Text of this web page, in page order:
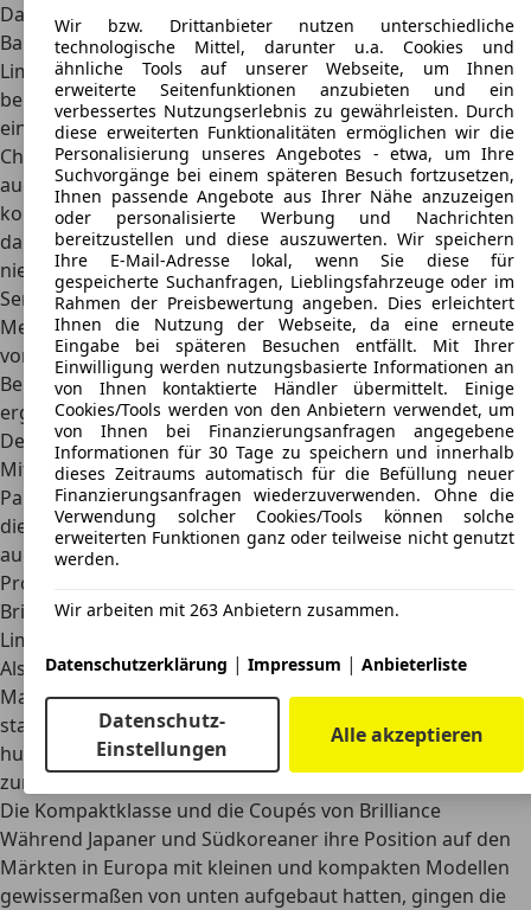
Das erste Modell, das Brilliance in der Mittelklasse ab dem
Baujahr 2007 auch für Europa im Programm hatte, war die
Limousine Brilliance BS6, die unter dem Namen Zhonghua
bereits fünf Jahre zuvor auf dem chinesischen Markt
eingeführt worden war. Mit dem Brilliance BS6 wollten die
Chinesen unter Beweis stellen, dass sie in der Lage waren,
auch auf den anspruchsvollen europäischen Märkten ein
konkurrenzfähiges Auto anzubieten. Die Strategie
dahinter: Ein im Vergleich zu direkten Konkurrenten
niedrigerer Einstandspreis und eine überdurchschnittliche
Serienausstattung. Ausgeliefert wurde der knapp 4,90
Meter lange Stufenheck-Viertürer vornehmlich mit einem
von
Mitsubishi
zugelieferten 90 kW (122 PS)
Benzinaggregat, das in der Folge durch einen Selbstzünder
ergänzt werden sollte.
Der Brilliance BS4 soll das Limousinen-Programm in der
Mittelklasse abrunden
Parallel zur Markteinführung des Brilliance BS6 rundeten
die Chinesen mit dem ab 2008 als Limousine und danach
auch alsKombi
lieferbaren Brilliance BS4 ihr Mittelklasse-
Programm nach unten ab. Ebenfalls im Global-Design des
Brilliance BS6 gestaltet, maß der Brilliance BS4 in der
Limousinen-Ausführung mit Stufenheck knapp 4,65 Meter.
Als Motorisierung standen zum Zeitpunkt der
Markteinführung ein wiederum von Mitsubishi
stammender Antrieb mit 74 kW (100 PS) und ein
hubraumstärkeres 1,8 Liter Aggregat mit 100 kW (135 PS)
zur Verfügung.
Die Kompaktklasse und die Coupés von Brilliance
Während Japaner und Südkoreaner ihre Position auf den
Märkten in Europa mit kleinen und kompakten Modellen
gewissermaßen von unten aufgebaut hatten, gingen die
Wir bzw. Drittanbieter nutzen unterschiedliche
technologische Mittel, darunter u.a. Cookies und
ähnliche Tools auf unserer Webseite, um Ihnen
erweiterte Seitenfunktionen anzubieten und ein
verbessertes Nutzungserlebnis zu gewährleisten. Durch
diese erweiterten Funktionalitäten ermöglichen wir die
Personalisierung unseres Angebotes - etwa, um Ihre
Suchvorgänge bei einem späteren Besuch fortzusetzen,
Ihnen passende Angebote aus Ihrer Nähe anzuzeigen
oder personalisierte Werbung und Nachrichten
bereitzustellen und diese auszuwerten. Wir speichern
Ihre E-Mail-Adresse lokal, wenn Sie diese für
gespeicherte Suchanfragen, Lieblingsfahrzeuge oder im
Rahmen der Preisbewertung angeben. Dies erleichtert
Ihnen die Nutzung der Webseite, da eine erneute
Eingabe bei späteren Besuchen entfällt. Mit Ihrer
Einwilligung werden nutzungsbasierte Informationen an
von Ihnen kontaktierte Händler übermittelt. Einige
Cookies/Tools werden von den Anbietern verwendet, um
von Ihnen bei Finanzierungsanfragen angegebene
Informationen für 30 Tage zu speichern und innerhalb
dieses Zeitraums automatisch für die Befüllung neuer
Finanzierungsanfragen wiederzuverwenden. Ohne die
Verwendung solcher Cookies/Tools können solche
erweiterten Funktionen ganz oder teilweise nicht genutzt
werden.
Wir arbeiten mit 263 Anbietern zusammen.
Datenschutzerklärung | Impressum | Anbieterliste
Datenschutz-
Einstellungen
Alle akzeptieren